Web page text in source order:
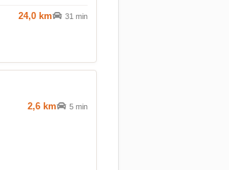
24,0 km 31 min
2,6 km 5 min